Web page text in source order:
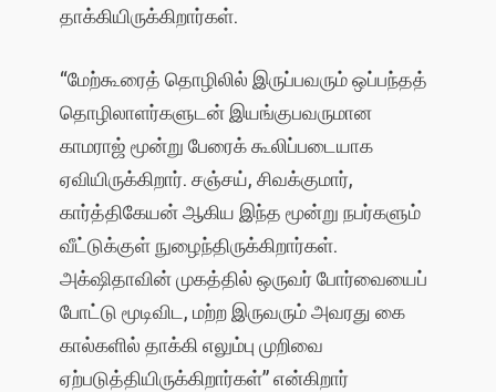
தாக்கியிருக்கிறார்கள்.
“மேற்கூரைத் தொழிலில் இருப்பவரும் ஒப்பந்தத்
தொழிலாளர்களுடன் இயங்குபவருமான
காமராஜ் மூன்று பேரைக் கூலிப்படையாக
ஏவியிருக்கிறார். சஞ்சய், சிவக்குமார்,
கார்த்திகேயன் ஆகிய இந்த மூன்று நபர்களும்
வீட்டுக்குள் நுழைந்திருக்கிறார்கள்.
அக்‌ஷிதாவின் முகத்தில் ஒருவர் போர்வையைப்
போட்டு மூடிவிட, மற்ற இருவரும் அவரது கை
கால்களில் தாக்கி எலும்பு முறிவை
ஏற்படுத்தியிருக்கிறார்கள்” என்கிறார்